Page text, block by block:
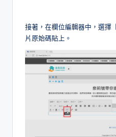
接著，在欄位編輯器中，選擇
片原始碼貼上。